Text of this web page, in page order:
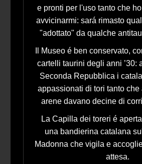
e pronti per l'uso tanto che
avvicinarmi: sará rimasto
"adottato" da qualche
Il Museo é ben conservato,
cartelli taurini degli anni ’30:
Seconda Repubblica i
appassionati di tori tanto
arene davano decine di
La Capilla dei toreri é
una bandierina catalana
Madonna che vigila e
attesa.